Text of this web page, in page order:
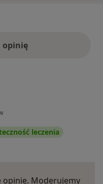
opinię
leczenia
opinie. Moderujemy